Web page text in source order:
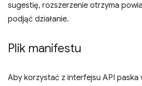
sugestię, rozszerzenie otrzyma
podjąć działanie.
Plik manifestu
Aby korzystać z interfejsu API paska